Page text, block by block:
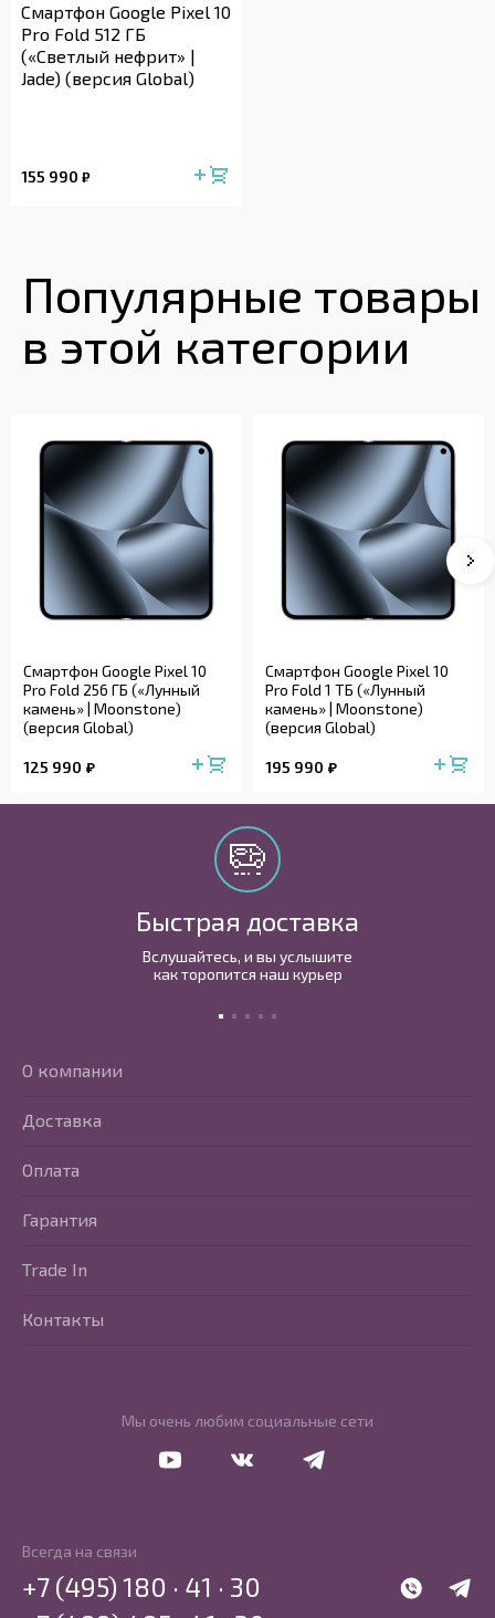
Смартфон Google Pixel 10
Pro Fold 512 ГБ
(«Светлый нефрит» |
Jade) (версия Global)
155 990 ₽
Популярные товары
в этой категории
Смартфон Google Pixel 10
Pro Fold 256 ГБ («Лунный
камень» | Moonstone)
(версия Global)
125 990
Смартфон Google Pixel 10
Pro Fold 1 ТБ («Лунный
камень» | Moonstone)
(версия Global)
195 990
Быстрая доставка
Вслушайтесь, и вы услышите
как торопится наш курьер
Мы очень любим социальные сети
О компании
Доставка
Оплата
Гарантия
Trade In
Контакты
Всегда на связи
WhatsApp
+7 (495) 180 · 41 · 30